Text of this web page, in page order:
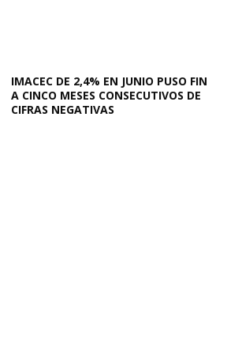
IMACEC DE 2,4% EN JUNIO PUSO FIN
A CINCO MESES CONSECUTIVOS DE
CIFRAS NEGATIVAS